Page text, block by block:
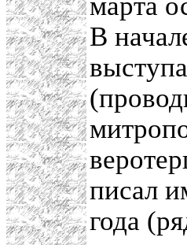
В
писал
года